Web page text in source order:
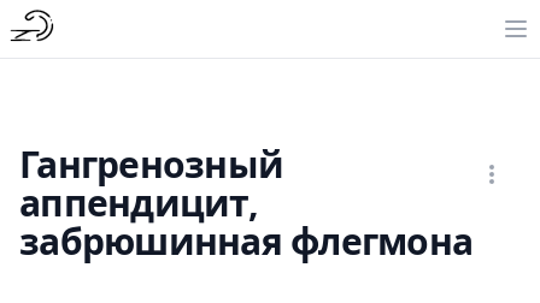
Гангренозный
аппендицит,
забрюшинная флегмона